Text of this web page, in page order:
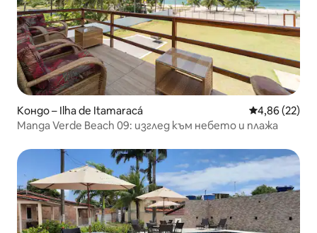
Кондо – Ilha de Itamaracá Средна
4,86 (22)
Manga Verde Beach 09: изглед към небето и плажа